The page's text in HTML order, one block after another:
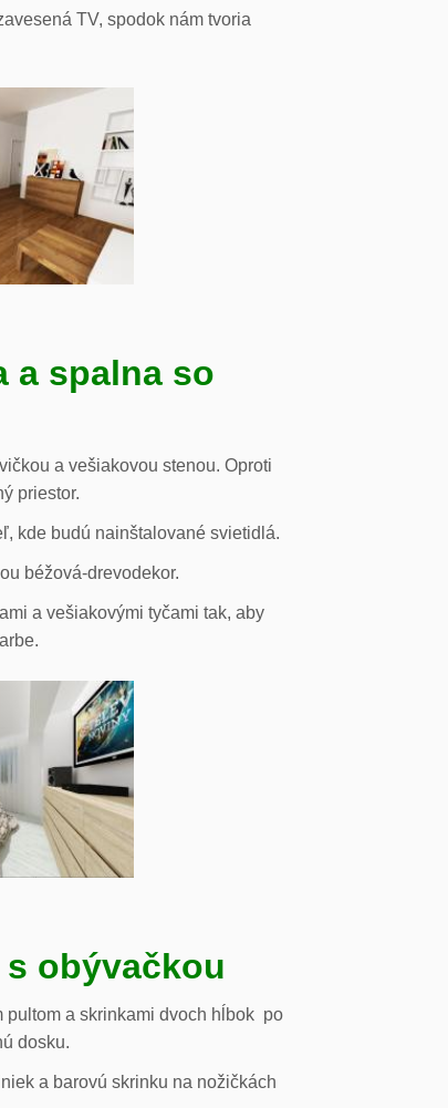
TV, spodok nám tvoria
a spalna so
a vešiakovou stenou. Oproti
priestor.
kde budú nainštalované svietidlá.
béžová-drevodekor.
a vešiakovými tyčami tak, aby
obývačkou
pultom a skrinkami dvoch hĺbok po
dosku.
a barovú skrinku na nožičkách